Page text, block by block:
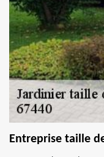
Entreprise taille